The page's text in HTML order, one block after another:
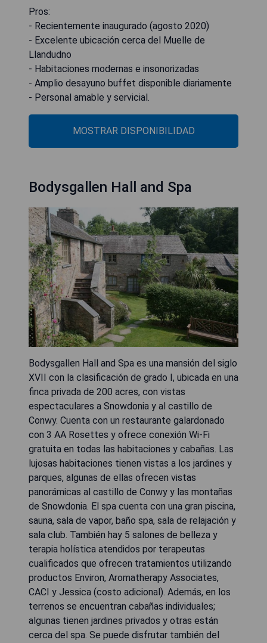
Pros:
- Recientemente inaugurado (agosto 2020)
- Excelente ubicación cerca del Muelle de
Llandudno
- Habitaciones modernas e insonorizadas
- Amplio desayuno buffet disponible diariamente
- Personal amable y servicial.
MOSTRAR DISPONIBILIDAD
Bodysgallen Hall and Spa
Bodysgallen Hall and Spa es una mansión del siglo
XVII con la clasificación de grado I, ubicada en una
finca privada de 200 acres, con vistas
espectaculares a Snowdonia y al castillo de
Conwy. Cuenta con un restaurante galardonado
con 3 AA Rosettes y ofrece conexión Wi-Fi
gratuita en todas las habitaciones y cabañas. Las
lujosas habitaciones tienen vistas a los jardines y
parques, algunas de ellas ofrecen vistas
panorámicas al castillo de Conwy y las montañas
de Snowdonia. El spa cuenta con una gran piscina,
sauna, sala de vapor, baño spa, sala de relajación y
sala club. También hay 5 salones de belleza y
terapia holística atendidos por terapeutas
cualificados que ofrecen tratamientos utilizando
productos Environ, Aromatherapy Associates,
CACI y Jessica (costo adicional). Además, en los
terrenos se encuentran cabañas individuales;
algunas tienen jardines privados y otras están
cerca del spa. Se puede disfrutar también del